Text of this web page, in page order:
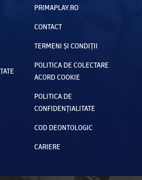
PRIMAPLAY.RO
CONTACT
TERMENI ȘI CONDIȚII
POLITICA DE COLECTARE
ACORD COOKIE
POLITICA DE
CONFIDENȚIALITATE
COD DEONTOLOGIC
CARIERE